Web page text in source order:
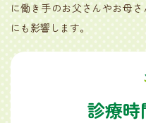
に働き手のお父さんやお母
にも影響します。
診療時